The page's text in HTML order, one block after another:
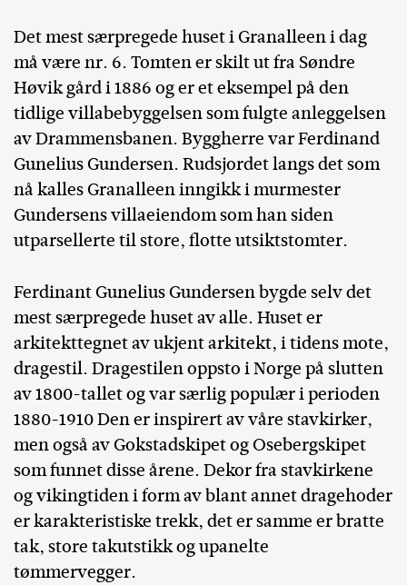
Det mest særpregede huset i Granalleen i dag
må være nr. 6. Tomten er skilt ut fra Søndre
Høvik gård i 1886 og er et eksempel på den
tidlige villabebyggelsen som fulgte anleggelsen
av Drammensbanen. Byggherre var Ferdinand
Gunelius Gundersen. Rudsjordet langs det som
nå kalles Granalleen inngikk i murmester
Gundersens villaeiendom som han siden
utparsellerte til store, flotte utsiktstomter.
Ferdinant Gunelius Gundersen bygde selv det
mest særpregede huset av alle. Huset er
arkitekttegnet av ukjent arkitekt, i tidens mote,
dragestil. Dragestilen oppsto i Norge på slutten
av 1800-tallet og var særlig populær i perioden
1880-1910 Den er inspirert av våre stavkirker,
men også av Gokstadskipet og Osebergskipet
som funnet disse årene. Dekor fra stavkirkene
og vikingtiden i form av blant annet dragehoder
er karakteristiske trekk, det er samme er bratte
tak, store takutstikk og upanelte
tømmervegger.